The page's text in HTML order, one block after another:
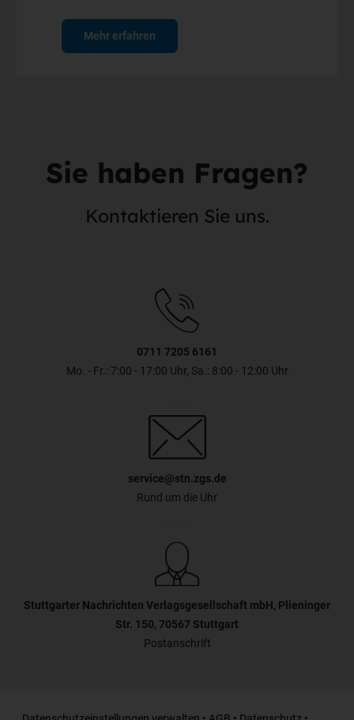
Mehr erfahren
Sie haben Fragen?
Kontaktieren Sie uns.
0711 7205 6161
Mo. - Fr.: 7:00 - 17:00 Uhr, Sa.: 8:00 - 12:00 Uhr
service@stn.zgs.de
Rund um die Uhr
Stuttgarter Nachrichten Verlagsgesellschaft mbH, Plieninger
Str. 150, 70567 Stuttgart
Postanschrift